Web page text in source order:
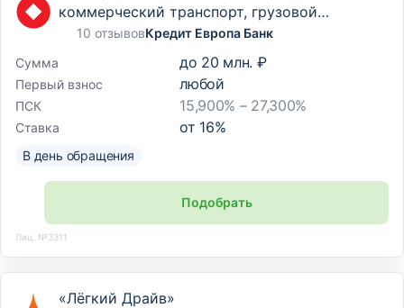
коммерческий транспорт, грузовой
транспорт и спецтехнику»
10 отзывовКредит Европа Банк
Сумма
до 20 млн. ₽
Первый взнос любой
ПСК 15,900% – 27,300%
Ставка от 16%
В день обращения
Подобрать
Лиц. №3311
«Лёгкий Драйв»